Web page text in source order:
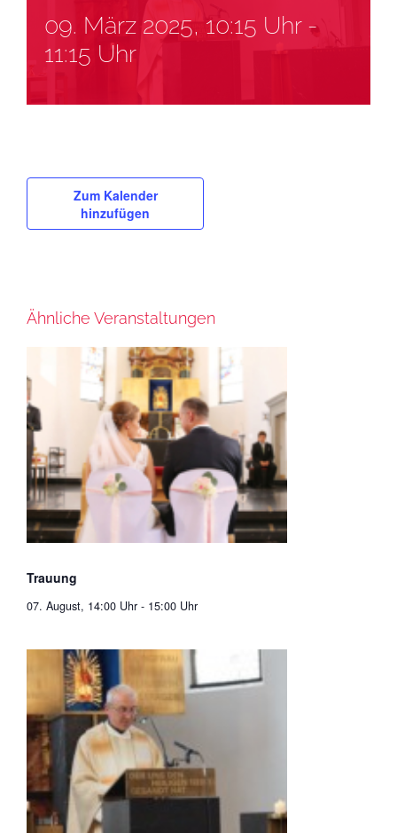
09. März 2025, 10:15 Uhr-
11:15 Uhr
Zum Kalender
hinzufügen
Ähnliche Veranstaltungen
Trauung
07. August, 14:00 Uhr - 15:00 Uhr